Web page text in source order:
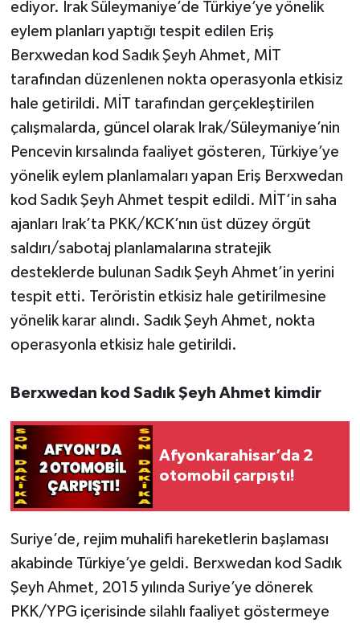
ediyor. Irak Süleymaniye’de Türkiye’ye yönelik
eylem planları yaptığı tespit edilen Eriş
Berxwedan kod Sadık Şeyh Ahmet, MİT
tarafından düzenlenen nokta operasyonla etkisiz
hale getirildi. MİT tarafından gerçekleştirilen
çalışmalarda, güncel olarak Irak/Süleymaniye’nin
Pencevin kırsalında faaliyet gösteren, Türkiye’ye
yönelik eylem planlamaları yapan Eriş Berxwedan
kod Sadık Şeyh Ahmet tespit edildi. MİT’in saha
ajanları Irak’ta PKK/KCK’nın üst düzey örgüt
saldırı/sabotaj planlamalarına stratejik
desteklerde bulunan Sadık Şeyh Ahmet’in yerini
tespit etti. Teröristin etkisiz hale getirilmesine
yönelik karar alındı. Sadık Şeyh Ahmet, nokta
operasyonla etkisiz hale getirildi.
Berxwedan kod Sadık Şeyh Ahmet kimdir
Afyonkarahisar’da 2
otomobil çarpıştı!
Suriye’de, rejim muhalifi hareketlerin başlaması
akabinde Türkiye’ye geldi. Berxwedan kod Sadık
Şeyh Ahmet, 2015 yılında Suriye’ye dönerek
PKK/YPG içerisinde silahlı faaliyet göstermeye